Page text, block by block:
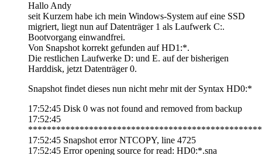
Hallo Andy
seit Kurzem habe ich mein Windows-System auf eine SSD
migriert, liegt nun auf Datenträger 1 als Laufwerk C:.
Bootvorgang einwandfrei.
Von Snapshot korrekt gefunden auf HD1:*.
Die restlichen Laufwerke D: und E. auf der bisherigen
Harddisk, jetzt Datenträger 0.
Snapshot findet dieses nun nicht mehr mit der Syntax HD0:*
17:52:45 Disk 0 was not found and removed from backup
17:52:45
17:52:45 Snapshot error NTCOPY, line 4725
17:52:45 Error opening source for read: HD0:*.sna